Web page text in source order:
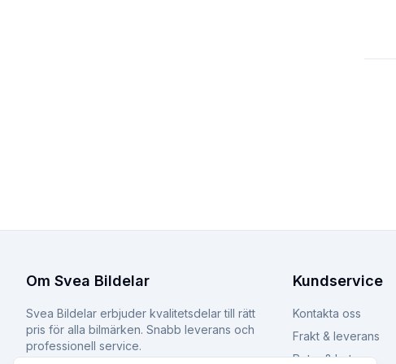
Om Svea Bildelar
Svea Bildelar erbjuder kvalitetsdelar till rätt
pris för alla bilmärken. Snabb leverans och
professionell service.
Kundservice
Kontakta oss
Frakt & leverans
Retur & byte